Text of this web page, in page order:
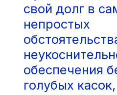
свой долг в
непростых
обеспечения
голубых